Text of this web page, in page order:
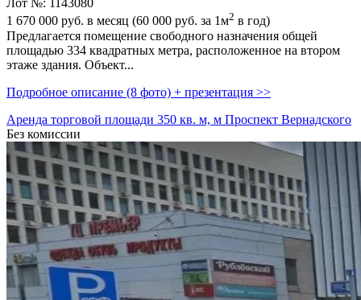
Лот №: 1143080
1 670 000 руб. в месяц (60 000 руб. за 1м2 в год)
Предлагается помещение свободного назначения общей
площадью 334 квадратных метра,­ расположенное на втором
этаже здания. Объект...
Подробное описание (8 фото) + презентация >>
Аренда торговой площади 350 кв. м, м Проспект Вернадского
Без комиссии